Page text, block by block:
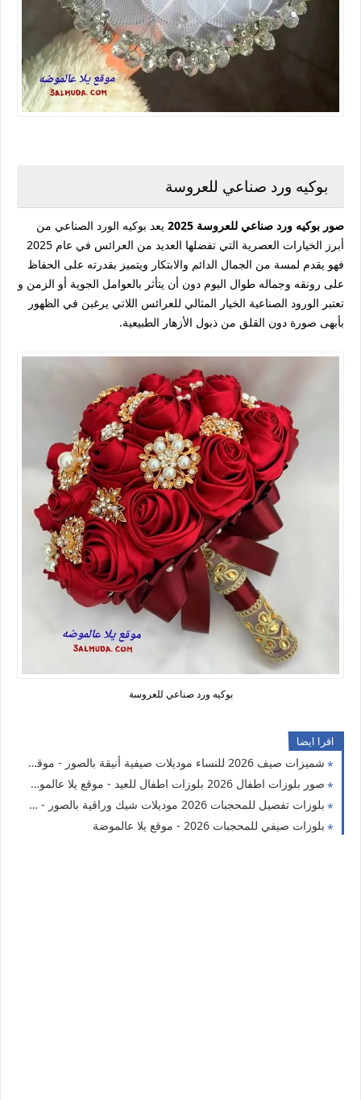
بوكيه ورد صناعي للعروسة
صور بوكيه ورد صناعي للعروسة 2025
يعد بوكيه الورد الصناعي من
أبرز الخيارات العصرية التي تفضلها العديد من العرائس في عام 2025
فهو يقدم لمسة من الجمال الدائم والابتكار ويتميز بقدرته على الحفاظ
على رونقه وجماله طوال اليوم دون أن يتأثر بالعوامل الجوية أو الزمن و
تعتبر الورود الصناعية الخيار المثالي للعرائس اللاتي يرغبن في الظهور
بأبهى صورة دون القلق من ذبول الأزهار الطبيعية.
بوكيه ورد صناعي للعروسة
اقرا ايضا
شميزات صيف 2026 للنساء موديلات صيفية أنيقة بالصور - موقع يلا عالموضة
صور بلوزات اطفال 2026 بلوزات اطفال للعيد - موقع يلا عالموضة
بلوزات تفصيل للمحجبات 2026 موديلات شيك وراقية بالصور - موقع يلا ديكور
بلوزات صيفي للمحجبات 2026 - موقع يلا عالموضة